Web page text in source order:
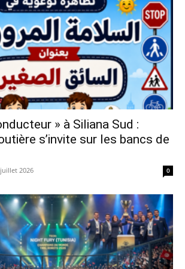
» à Siliana Sud :
s’invite sur les bancs de
2026 0